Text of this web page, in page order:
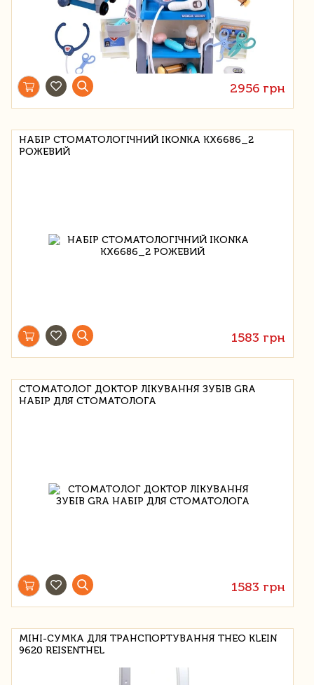
2956 грн
НАБІР СТОМАТОЛОГІЧНИЙ IKONKA KX6686_2
РОЖЕВИЙ
1583 грн
СТОМАТОЛОГ ДОКТОР ЛІКУВАННЯ ЗУБІВ GRA
НАБІР ДЛЯ СТОМАТОЛОГА
1583 грн
МІНІ-СУМКА ДЛЯ ТРАНСПОРТУВАННЯ THEO KLEIN
9620 REISENTHEL